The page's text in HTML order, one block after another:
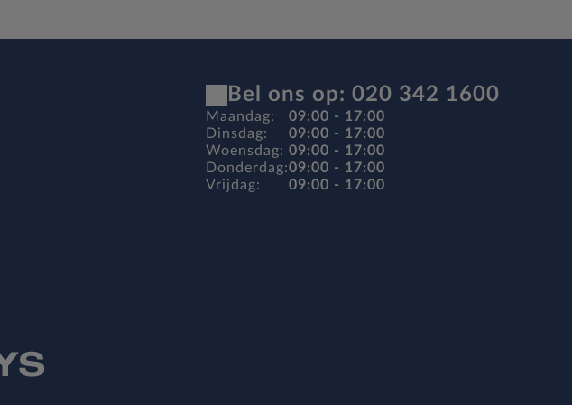
Bel ons op: 020 342 1600
Maandag:
Dinsdag:
Woensdag:
Donderdag:
Vrijdag:
09:00 - 17:00
09:00 - 17:00
09:00 - 17:00
09:00 - 17:00
09:00 - 17:00